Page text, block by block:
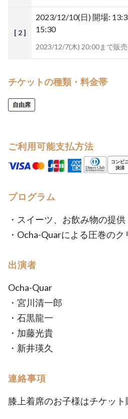
[ 2 ]
2023/12/10(日) 開場:
15:30
2023/12/7(木) 20:00まで販売
チケットの種類・料金帯
自由席
ご利用可能支払方法
プログラム
・スイーツ、お飲み物の提供
・Ocha-Quarによる圧巻の
出演者
Ocha-Quar
・宮川清一郎
・石黒龍一
・加藤光貴
・新井瑛久
連絡事項
膝上着席のお子様はチケッ